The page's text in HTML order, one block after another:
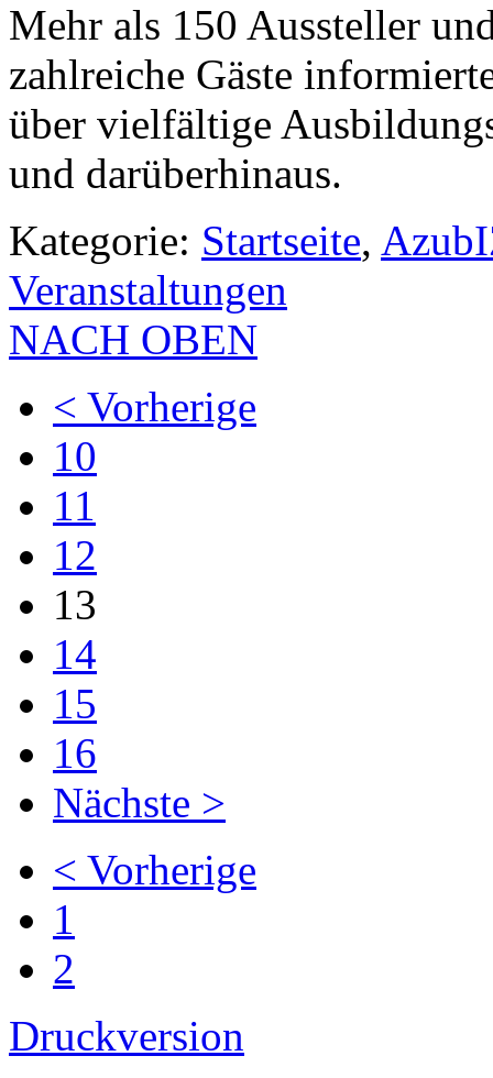
Mehr als 150 Aussteller
zahlreiche Gäste
über vielfältige
und darüberhinaus.
Kategorie: Startseite,
Veranstaltungen
NACH OBEN
< Vorherige
10
11
12
13
14
15
16
Nächste >
< Vorherige
1
2
Druckversion